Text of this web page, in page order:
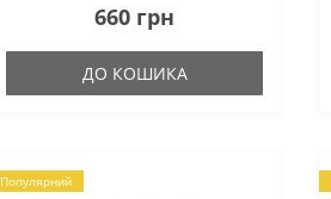
660 грн
ДО КОШИКА
Популярний